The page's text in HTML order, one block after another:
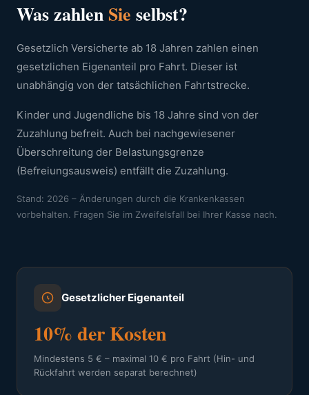
Was zahlen Sie selbst?
Gesetzlich Versicherte ab 18 Jahren zahlen einen
gesetzlichen Eigenanteil pro Fahrt. Dieser ist
unabhängig von der tatsächlichen Fahrtstrecke.
Kinder und Jugendliche bis 18 Jahre sind von der
Zuzahlung befreit. Auch bei nachgewiesener
Überschreitung der Belastungsgrenze
(Befreiungsausweis) entfällt die Zuzahlung.
Stand: 2026 – Änderungen durch die Krankenkassen
vorbehalten. Fragen Sie im Zweifelsfall bei Ihrer Kasse nach.
Gesetzlicher Eigenanteil
10% der Kosten
Mindestens 5 € – maximal 10 € pro Fahrt (Hin- und
Rückfahrt werden separat berechnet)